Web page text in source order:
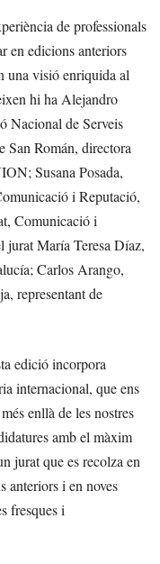
de professionals
en edicions anteriors
una visió enriquida al
hi ha Alejandro
Nacional de Serveis
San Román, directora
Susana Posada,
i Reputació,
Comunicació i
María Teresa Díaz,
Carlos Arango,
representant de
edició incorpora
internacional, que ens
enllà de les nostres
amb el màxim
jurat que es recolza en
anteriors i en noves
fresques i